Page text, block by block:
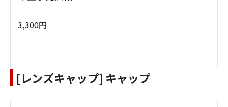
3,300円
[レンズキャップ] キャップ